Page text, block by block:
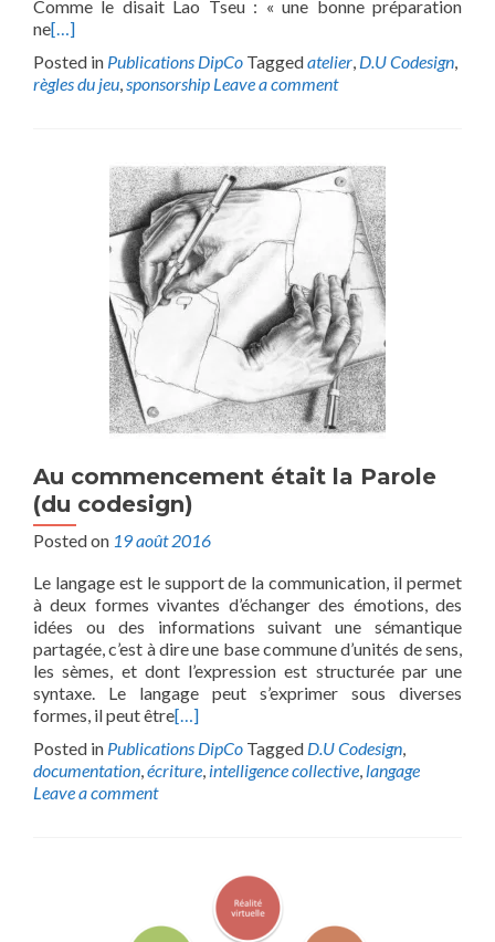
Comme le disait Lao Tseu : « une bonne préparation
ne[…]
Posted in Publications DipCo Taggedatelier, D.U Codesign,
règles du jeu,sponsorship Leave a comment
Au commencement était la Parole
(du codesign)
Posted on 19 août 2016
Le langage est le support de la communication, il permet
à deux formes vivantes d’échanger des émotions, des
idées ou des informations suivant une sémantique
partagée, c’est à dire une base commune d’unités de sens,
les sèmes, et dont l’expression est structurée par une
syntaxe. Le langage peut s’exprimer sous diverses
formes, il peut être[…]
Posted in Publications DipCo Tagged D.U Codesign,
documentation,écriture, intelligence collective, langage
Leave a comment